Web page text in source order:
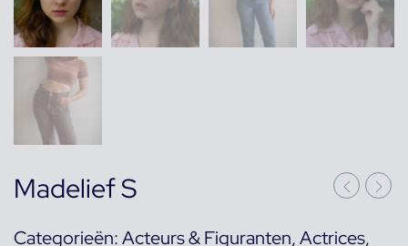
Madelief S
Categorieën:Acteurs & Figuranten,Actrices,